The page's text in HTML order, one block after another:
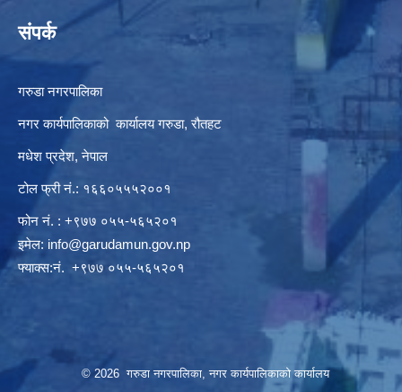
संपर्क
गरुडा नगरपालिका
नगर कार्यपालिकाको कार्यालय गरुडा, रौतहट
मधेश प्रदेश, नेपाल
टोल फ्री नं.: १६६०५५५२००१
फोन नं. : +९७७ ०५५-५६५२०१
इमेल: info@garudamun.gov.np
फ्याक्स:नं. +९७७ ०५५-५६५२०१
© 2026 गरुडा नगरपालिका, नगर कार्यपालिकाको कार्यालय